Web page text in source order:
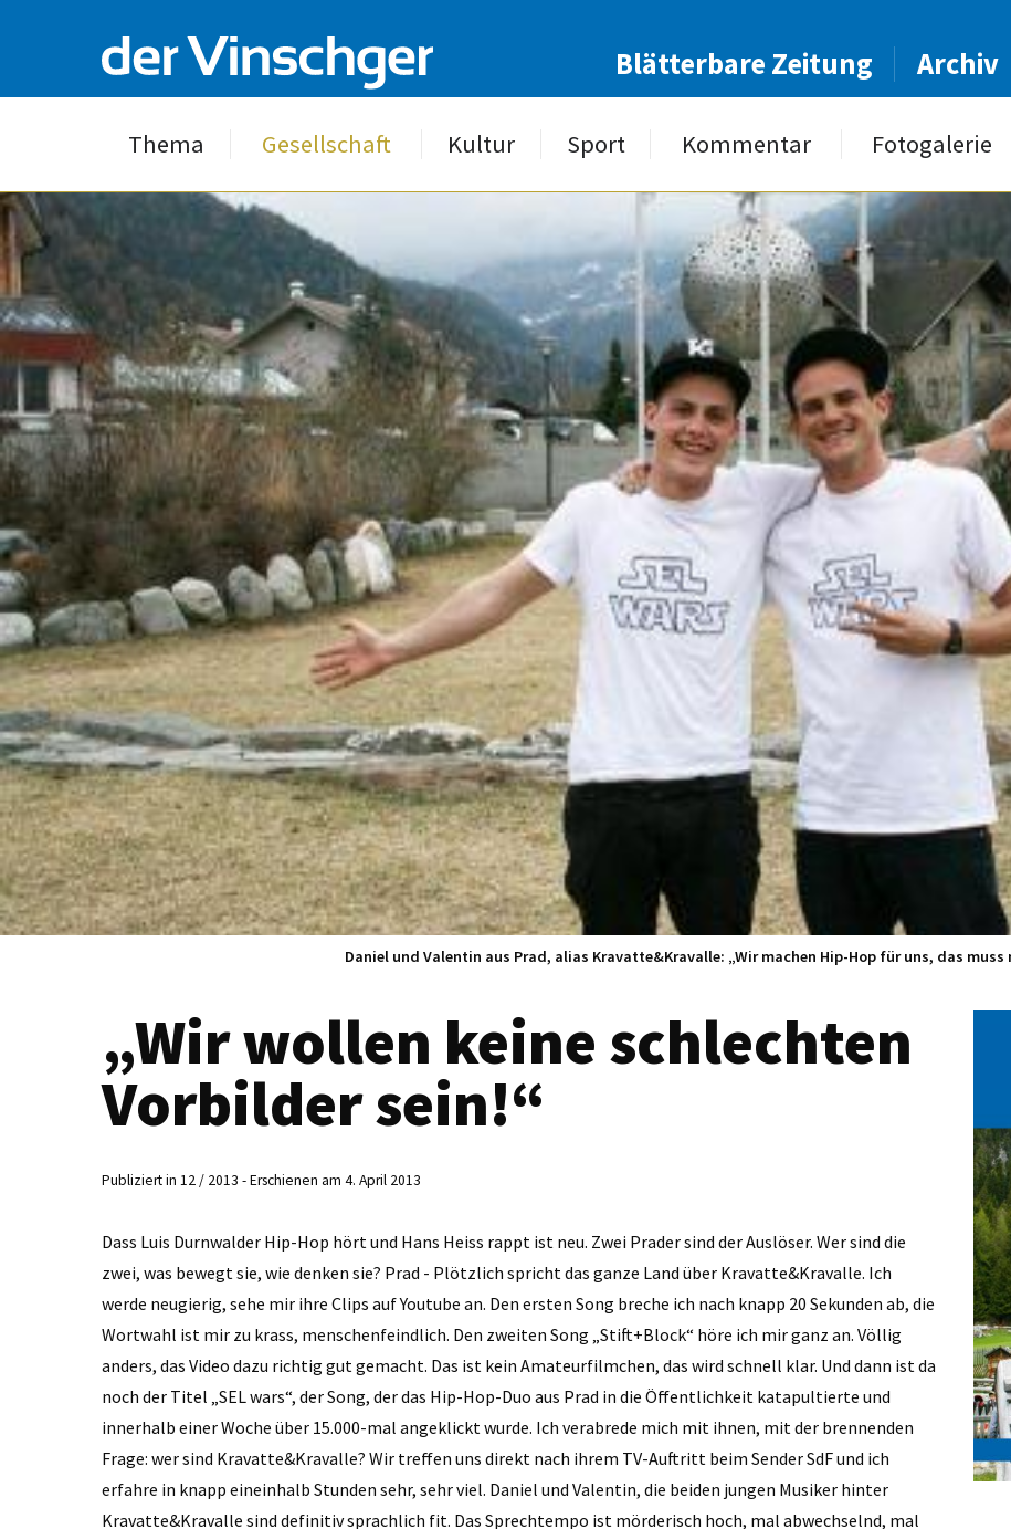
Blätterbare Zeitung Archiv
Thema Gesellschaft Kultur Sport Kommentar Fotogalerie
Daniel und Valentin aus Prad, alias Kravatte&Kravalle: „Wir machen Hip-Hop für uns, das muss
„Wir wollen keine schlechten
Vorbilder sein!“
Publiziert in 12 / 2013 - Erschienen am 4. April 2013
Dass Luis Durnwalder Hip-Hop hört und Hans Heiss rappt ist neu. Zwei Prader sind der Auslöser. Wer sind die
zwei, was bewegt sie, wie denken sie? Prad - Plötzlich spricht das ganze Land über Kravatte&Kravalle. Ich
werde neugierig, sehe mir ihre Clips auf Youtube an. Den ersten Song breche ich nach knapp 20 Sekunden ab, die
Wortwahl ist mir zu krass, menschenfeindlich. Den zweiten Song „Stift+Block“ höre ich mir ganz an. Völlig
anders, das Video dazu richtig gut gemacht. Das ist kein Amateurfilmchen, das wird schnell klar. Und dann ist da
noch der Titel „SEL wars“, der Song, der das Hip-Hop-Duo aus Prad in die Öffentlichkeit katapultierte und
innerhalb einer Woche über 15.000-mal angeklickt wurde. Ich verabrede mich mit ihnen, mit der brennenden
Frage: wer sind Kravatte&Kravalle? Wir treffen uns direkt nach ihrem TV-Auftritt beim Sender SdF und ich
erfahre in knapp eineinhalb Stunden sehr, sehr viel. Daniel und Valentin, die beiden jungen Musiker hinter
Kravatte&Kravalle sind definitiv sprachlich fit. Das Sprechtempo ist mörderisch hoch, mal abwechselnd, mal